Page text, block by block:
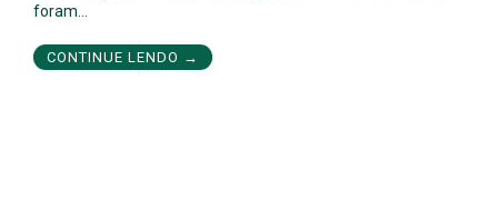
foram…
CONTINUE LENDO →